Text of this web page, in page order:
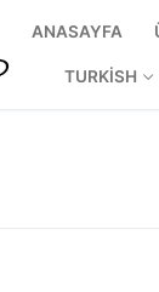
ANASAYFA
TURKISH